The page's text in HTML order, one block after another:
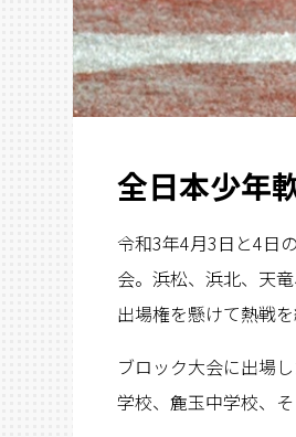
全日本少年
令和3年4月3日と4日
会。浜松、浜北、天
出場権を懸けて熱戦を
ブロック大会に出場
学校、麁玉中学校、